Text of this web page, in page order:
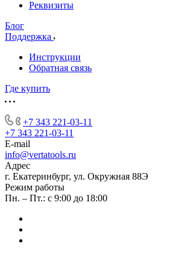
Реквизиты
Блог
Поддержка
Инструкции
Обратная связь
Где купить
+7 343 221-03-11
+7 343 221-03-11
E-mail
info@vertatools.ru
Адрес
г. Екатеринбург, ул. Окружная 88Э
Режим работы
Пн. – Пт.: с 9:00 до 18:00